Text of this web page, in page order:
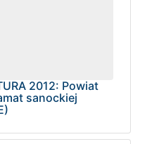
2012: Powiat
sanockiej